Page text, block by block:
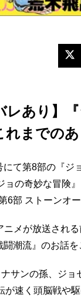
レあり】
れまでの
にて第8部の『ジ
ョの奇妙な冒険
6部 ストーンオ
ニメが放送され
闘潮流』のお話を
サンの孫、ジョ
が速く頭脳戦や